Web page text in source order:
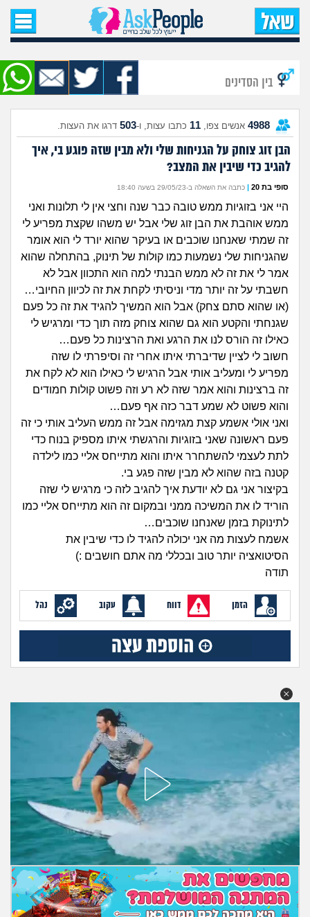
עמוד הבית
שאל שאלה
שאלות חדשות
שאלות שעוררו עניין
מה קורה כאן?
מתחם הטיפים
מדורים
זוגיות
היריון ולידה
הורות ומשפחה
מתבגרים
מהבקו"ם... ועד מתי?!
לימודים וסטודנטים
חברים ואנשים
בית, שכנים ושותפים
מה שעובר עליי
שומרים על הגוף
פיננסי וכלכלה
בין הסדינים
חיות מחמד
יוקר המחיה
גאווה
חיפוש שאלות
הרשמה | התחברות
בין הסדינים
4988 אנשים צפו, 11 כתבו עצות, ו-503 דרגו את העצות.
הבן זוג צוחק על הגניחות שלי ולא מבין שזה פוגע בי, איך
להגיב כדי שיבין את המצב?
סופי בת 20 | כתבה את השאלה ב-29/05/23 בשעה 18:40
היי אני בזוגיות ממש טובה כבר שנה וחצי אין לי תלונות ואני
ממש אוהבת את הבן זוג שלי אבל יש משהו שקצת מפריע לי
זה שמתי שאנחנו שוכבים או בעיקר שהוא יורד לי הוא אומר
שהגניחות שלי נשמעות כמו קולות של תינוק, בהתחלה שהוא
אמר לי את זה לא ממש הבנתי למה הוא התכוון אבל לא
חשבתי על זה יותר מדי וניסיתי לקחת את זה לכיוון החיובי…
(או שהוא סתם צחק) אבל הוא המשיך להגיד את זה כל פעם
שגנחתי והקטע הוא גם שהוא צוחק מזה תוך כדי ומרגיש לי
כאילו זה הורס לנו את הרגע ואת הרצינות כל פעם…
חשוב לי לציין שדיברתי איתו אחרי זה וסיפרתי לו שזה
מפריע לי ומעליב אותי אבל הרגיש לי כאילו הוא לא לקח את
זה ברצינות והוא אמר שזה לא רע וזה פשוט קולות חמודים
והוא פשוט לא שמע דבר כזה אף פעם…
ואני אולי אשמע קצת מגזימה אבל זה ממש העליב אותי כי זה
פעם ראשונה שאני בזוגיות והרגשתי איתו מספיק בנוח כדי
לתת לעצמי להשתחרר איתו והוא מתייחס אליי כמו לילדה
קטנה בזה שהוא לא מבין שזה פגע בי.
בקיצור אני גם לא יודעת איך להגיב לזה כי מרגיש לי שזה
הוריד לו את המשיכה ממני ובמקום זה הוא מתייחס אליי כמו
לתינוקת בזמן שאנחנו שוכבים…
אשמח לעצות מה אני יכולה להגיד לו כדי שיבין את
הסיטואציה יותר טוב ובכללי מה אתם חושבים :)
תודה
הזמן דווח עקוב נהל